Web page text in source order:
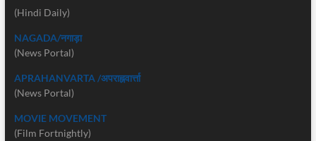
(Hindi Daily)
NAGADA/नगाड़ा
(News Portal)
APRAHANVARTA /अपराह्नवार्त्ता
(News Portal)
MOVIE MOVEMENT
(Film Fortnightly)